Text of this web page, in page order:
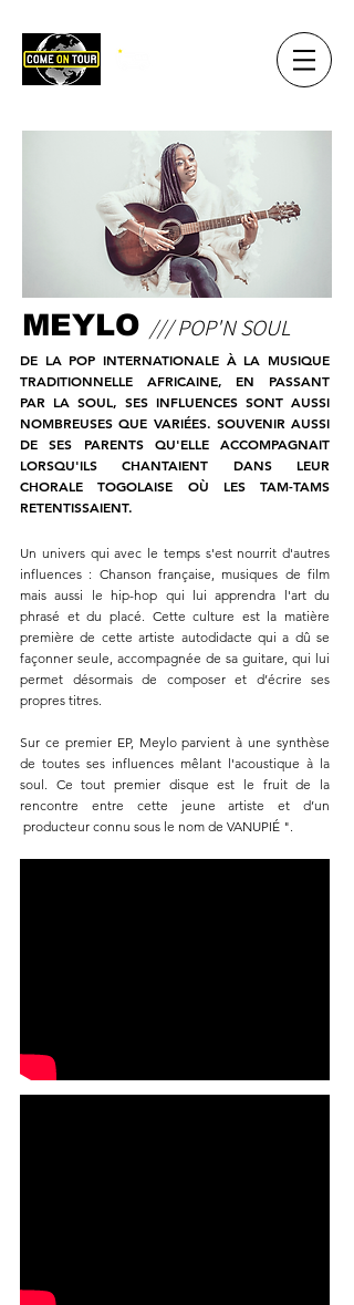
MEYLO /// POP'N SOUL
DE LA POP INTERNATIONALE À LA MUSIQUE
TRADITIONNELLE AFRICAINE, EN PASSANT
PAR LA SOUL, SES INFLUENCES SONT AUSSI
NOMBREUSES QUE VARIÉES. SOUVENIR AUSSI
DE SES PARENTS QU'ELLE ACCOMPAGNAIT
LORSQU'ILS CHANTAIENT DANS LEUR
CHORALE TOGOLAISE OÙ LES TAM-TAMS
RETENTISSAIENT.
Un univers qui avec le temps s'est nourrit d'autres
influences : Chanson française, musiques de film
mais aussi le hip-hop qui lui apprendra l'art du
phrasé et du placé. Cette culture est la matière
première de cette artiste autodidacte qui a dû se
façonner seule, accompagnée de sa guitare, qui lui
permet désormais de composer et d’écrire ses
propres titres.
Sur ce premier EP, Meylo parvient à une synthèse
de toutes ses influences mêlant l'acoustique à la
soul. Ce tout premier disque est le fruit de la
rencontre entre cette jeune artiste et d’un
producteur connu sous le nom de VANUPIÉ ".